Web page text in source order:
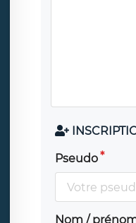
Pseudo
Nom /